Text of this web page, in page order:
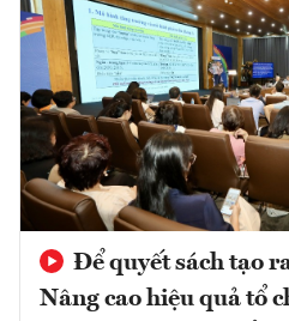
Để quyết sách tạo
Nâng cao hiệu quả tổ